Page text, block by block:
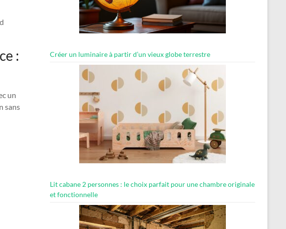
:
un
sans
Créer un luminaire à partir d’un vieux globe terrestre
Lit cabane 2 personnes : le choix parfait pour une chambre originale
et fonctionnelle